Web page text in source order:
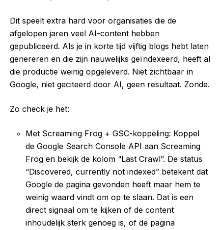
Dit speelt extra hard voor organisaties die de
afgelopen jaren veel AI-content hebben
gepubliceerd. Als je in korte tijd vijftig blogs hebt laten
genereren en die zijn nauwelijks geïndexeerd, heeft al
die productie weinig opgeleverd. Niet zichtbaar in
Google, niet geciteerd door AI, geen resultaat. Zonde.
Zo check je het:
Met Screaming Frog + GSC-koppeling: Koppel
de Google Search Console API aan Screaming
Frog en bekijk de kolom “Last Crawl”. De status
“Discovered, currently not indexed” betekent dat
Google de pagina gevonden heeft maar hem te
weinig waard vindt om op te slaan. Dat is een
direct signaal om te kijken of de content
inhoudelijk sterk genoeg is, of de pagina